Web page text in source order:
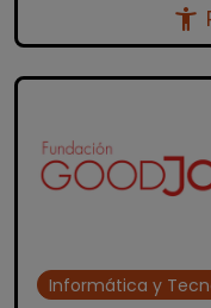
accessibility_new
Informática y